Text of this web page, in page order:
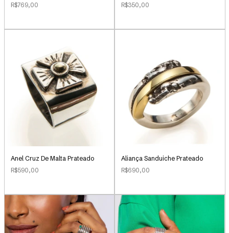
R$769,00
R$350,00
Anel Cruz De Malta Prateado
R$590,00
Aliança Sanduiche Prateado
R$690,00